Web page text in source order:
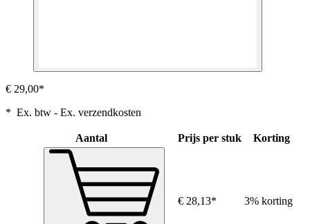
€ 29,00*
* Ex. btw - Ex. verzendkosten
Aantal Prijs per stuk Korting
€ 28,13* 3% korting